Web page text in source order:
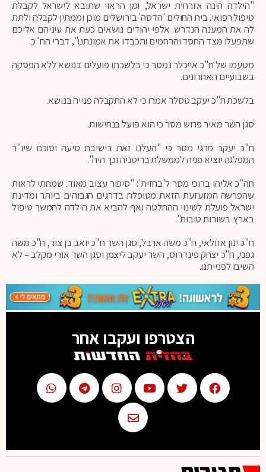
"הילדה הינה אזרחית ישראל, ומן הראוי שתובא לישראל לקבלת
טיפול רפואי. בית החולים 'הדסה' בירושלים מוכן וממתין לקבלה ולתת
לה את המענה הנדרש. אלפי יהודים נושאים כעת את עיניהם אליכם
שתפעלו מצד החסד והרחמים ותכבדו את אמונתנו", דברי הח"כ.
מטעמו של ח"כ אייכלר נמסר כי בלשכתו פועלים בנושא ללא הפסקה
בשבועיים האחרונים.
בלשכת ח"כ יעקב טסלר אמרו כי לא התקבלה פנייה בנושא.
סגן השר מאיר פרוש מסר כי הוא פועל בנחישות.
ח"כ יעקב מרגי מסר כי "העלנו זאת בישיבת סיעה וסוכם שיו"ר
המפלגה יוציא פניה לממשלת בריטניה וכך היה".
חה"כ אליהו ברוכי מסר ל'בחזית': "סיפור עצוב מאוד. שמחתי לראות
שהפרשה המזעזעת הזאת מטופלת בדרגים הגבוהים ביותר ומדינת
ישראל פועלת לשינוי ההחלטה ואף להביא את הילדה להמשך טיפול
בארץ. בשורות טובות".
ח"כ ינון אזולאי, ח"כ משה ארבל, סגן השר ח"כ יואב בן צור, ח"כ משה
גפני, ח"כ יצחק פינדרוס, השר יעקב ליצמן וסגן השר אורי מקלב – לא
השיבו לפנייתנו.
הצטרפו ועקבו אחר